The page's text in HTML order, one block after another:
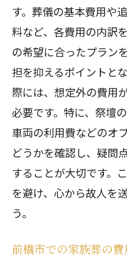
す。葬儀の基本費用や
料など、各費用の内訳
の希望に合ったプラン
担を抑えるポイントと
際には、想定外の費用
必要です。特に、祭壇
車両の利用費などのオ
どうかを確認し、疑問
することが大切です。
を避け、心から故人を
う。
前橋市での家族葬の